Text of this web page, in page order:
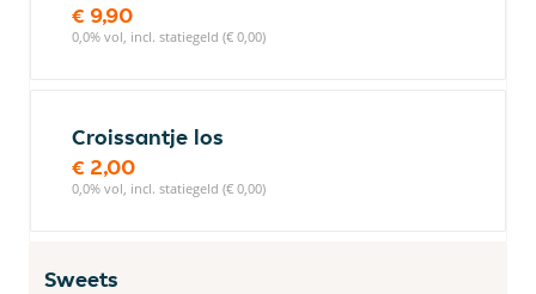
€ 9,90
0,0% vol, incl. statiegeld (€ 0,00)
Croissantje los
€ 2,00
0,0% vol, incl. statiegeld (€ 0,00)
Sweets